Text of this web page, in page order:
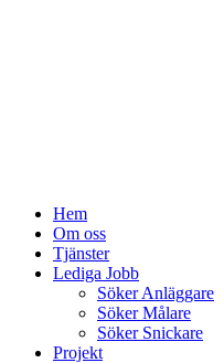
Hem
Om oss
Tjänster
Lediga Jobb
Söker Anläggare
Söker Målare
Söker Snickare
Projekt